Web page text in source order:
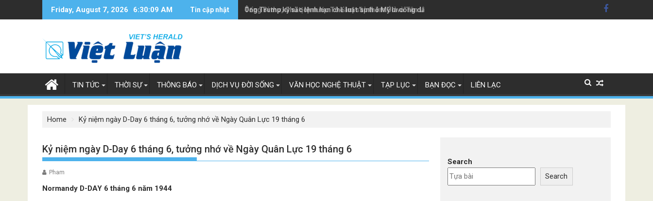
Friday, August 7, 2026 6:30:10 AM Tin cập nhật Ông Trump ký sắc lệnh hạn chế luật 'sinh ở Mỹ là công dân Mỹ'
Tổng Bí thư, Chủ tịch nước Tô Lâm sắp thăm Úc và Tân Lây Lan
TIN TỨC THỜI SỰ THÔNG BÁO DỊCH VỤ ĐỜI SỐNG VĂN HỌC NGHỆ THUẬT TẠP LỤC BẠN ĐỌC LIÊN LẠC
Home Kỷ niệm ngày D-Day 6 tháng 6, tưởng nhớ về Ngày Quân Lực 19 tháng 6
Kỷ niệm ngày D-Day 6 tháng 6, tưởng nhớ về Ngày Quân Lực 19 tháng 6
Pham
Normandy D-DAY 6 tháng 6 năm 1944
Search
Search